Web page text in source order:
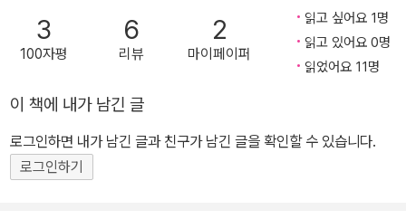
모험‘ 얘기도 재미있다. 코시가 아버지의 병을 고치기 위해 시퀀스피
아 행성에 도착하여 아버지의 약을 구하기 위해 수열과 관계있는 많
총 정리할 수 있다는 장점이 있다. ■■■ 이 책의 구성 및 장점 ― 개
정된 교육과정을 반영하여 각 수업마다 연관되는 교과연계표를 삽입
하였다. 즉, 교과 공부에도 도움을 주도록 하였다. ― 각 수업마다 ‘만
3
100자평
6
리뷰
2
마이페이퍼
읽고 싶어요 1명
읽고 있어요 0명
읽었어요 11명
이 책에 내가 남긴 글
로그인하면 내가 남긴 글과 친구가 남긴 글을 확인할 수 있습니다.
로그인하기